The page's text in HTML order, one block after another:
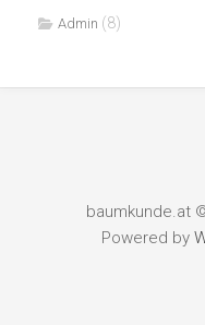
Admin (8)
baumkunde.at
Powered by